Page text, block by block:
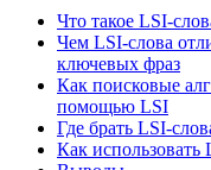
Что такое LSI-
Чем LSI-слова
ключевых фраз
Как поисковые
помощью LSI
Где брать LSI-
Как использовать